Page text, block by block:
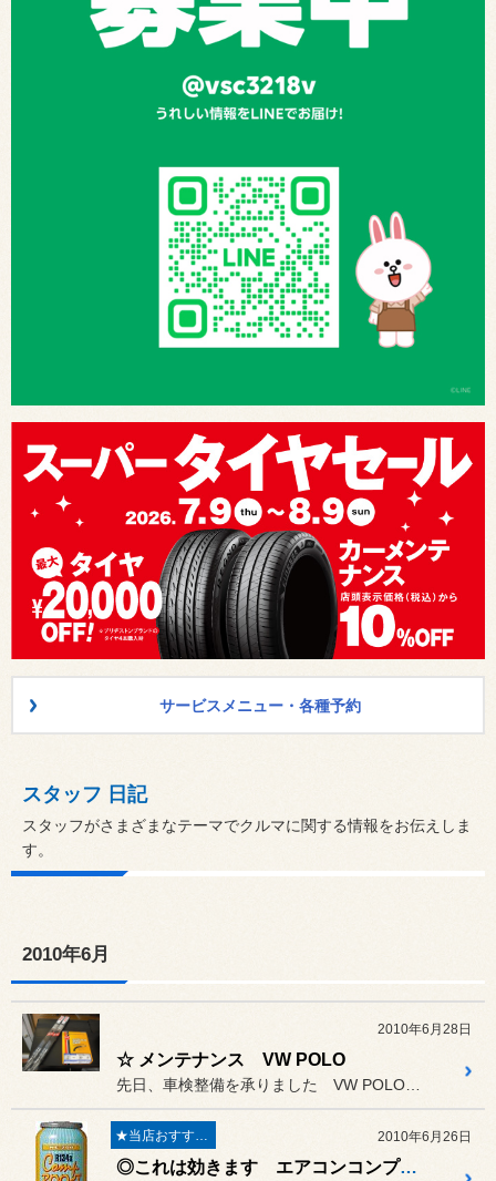
サービスメニュー・各種予約
スタッフ 日記
スタッフがさまざまなテーマでクルマに関する情報をお伝えしま
す。
2010年6月
2010年6月28日
☆ メンテナンス VW POLO
2010年6月26日
◎これは効きます エアコンコンプレッサーオイル NUTEC コンプブースト